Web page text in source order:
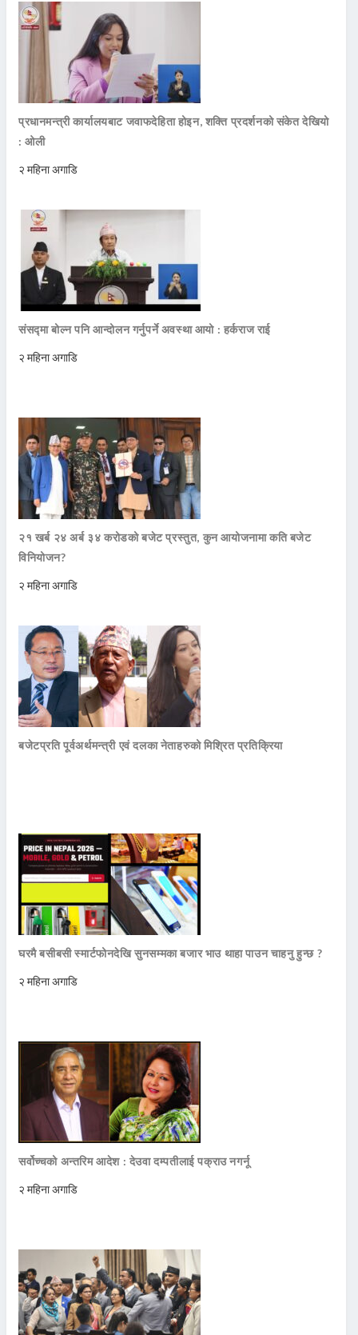
प्रधानमन्त्री कार्यालयबाट जवाफदेहिता होइन, शक्ति प्रदर्शनको संकेत देखियो
: ओली
२ महिना अगाडि
संसद्मा बोल्न पनि आन्दोलन गर्नुपर्ने अवस्था आयो : हर्कराज राई
२ महिना अगाडि
२१ खर्ब २४ अर्ब ३४ करोडको बजेट प्रस्तुत, कुन आयोजनामा कति बजेट
विनियोजन?
२ महिना अगाडि
बजेटप्रति पूर्वअर्थमन्त्री एवं दलका नेताहरुको मिश्रित प्रतिक्रिया
घरमै बसीबसी स्मार्टफोनदेखि सुनसम्मका बजार भाउ थाहा पाउन चाहनु हुन्छ ?
२ महिना अगाडि
सर्वोच्चको अन्तरिम आदेश : देउवा दम्पतीलाई पक्राउ नगर्नू
२ महिना अगाडि